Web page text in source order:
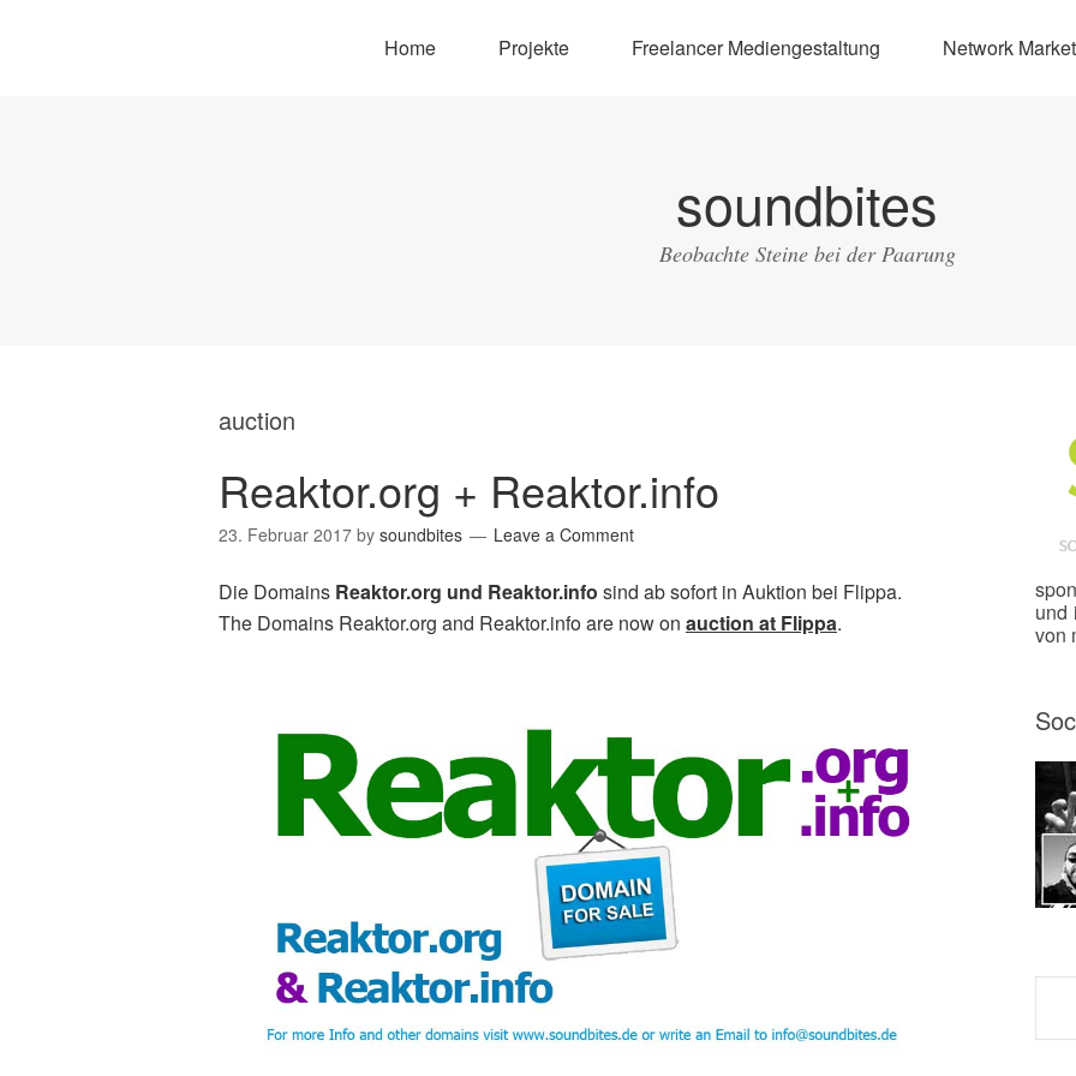
Home Projekte Freelancer Mediengestaltung Network
soundbites
Beobachte Steine bei der Paarung
auction
Reaktor.org + Reaktor.info
23. Februar 2017 by soundbites Leave a Comment
Die Domains Reaktor.org und Reaktor.info sind ab sofort in Auktion bei Flippa.
The Domains Reaktor.org and Reaktor.info are now on auction at Flippa.
und
von